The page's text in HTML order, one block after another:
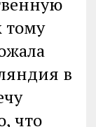
тому
в
что